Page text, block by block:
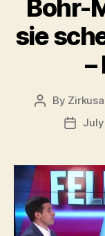
Bohr-
sie
–
Post
author
By
Post